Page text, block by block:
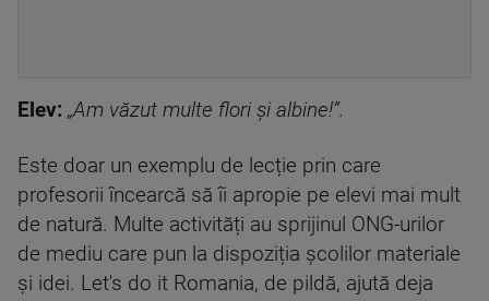
Elev: „Am văzut multe flori și albine!”.
Este doar un exemplu de lecție prin care
profesorii încearcă să îi apropie pe elevi mai mult
de natură. Multe activități au sprijinul ONG-urilor
de mediu care pun la dispoziția școlilor materiale
și idei. Let's do it Romania, de pildă, ajută deja